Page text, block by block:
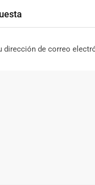
dirección de correo